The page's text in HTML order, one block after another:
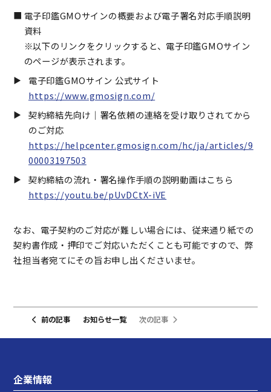
電子印鑑GMOサインの概要および電子署名対応手順説明
資料
※以下のリンクをクリックすると、電子印鑑GMOサイン
のページが表示されます。
電子印鑑GMOサイン 公式サイト
https://www.gmosign.com/
契約締結先向け｜署名依頼の連絡を受け取りされてから
のご対応
https://helpcenter.gmosign.com/hc/ja/articles/9
00003197503
契約締結の流れ・署名操作手順の説明動画はこちら
https://youtu.be/pUvDCtX-iVE
なお、電子契約のご対応が難しい場合には、従来通り紙での
契約書作成・押印でご対応いただくことも可能ですので、弊
社担当者宛てにその旨お申し出くださいませ。
前の記事 お知らせ一覧 次の記事
企業情報